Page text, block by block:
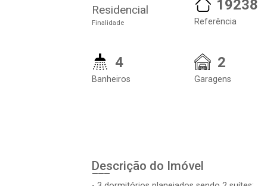
Residencial
Finalidade
19238
Referência
4
Banheiros
2
Garagens
Descrição do Imóvel